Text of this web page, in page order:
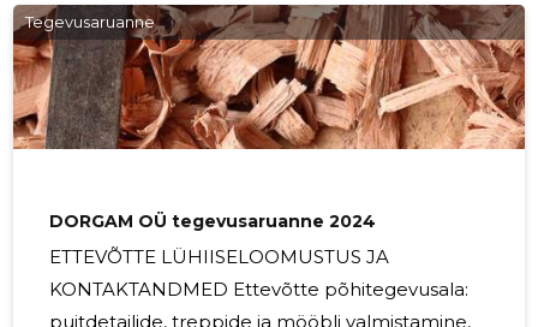
vallaga.MTÜ loodi 2013.a. 2024.a korraldati loenguid,
koolitusi ja ühiselt korraldati vastlapäeva, jaanipäeva ja
jõule. 2025.a jätkab MTÜ Andre oma tegevust
samalaadselt. MTÜ ei maksa juhatusele ega juhatuse
liikmetele juhtimise
Tegevusaruanne
DORGAM OÜ tegevusaruanne 2024
ETTEVÕTTE LÜHIISELOOMUSTUS JA
KONTAKTANDMED Ettevõtte põhitegevusala:
puitdetailide, treppide ja mööbli valmistamine,